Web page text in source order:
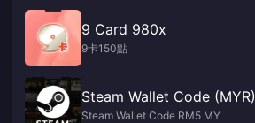
9 Card 980x
9卡150點
Steam Wallet Code (MYR)
Steam Wallet Code RM5 MY